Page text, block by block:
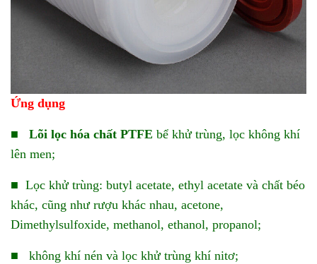
Ứng dụng
■ Lõi lọc hóa chất PTFE bể khử trùng, lọc không khí
lên men;
■ Lọc khử trùng: butyl acetate, ethyl acetate và chất béo
khác, cũng như rượu khác nhau, acetone,
Dimethylsulfoxide, methanol, ethanol, propanol;
■ không khí nén và lọc khử trùng khí nitơ;